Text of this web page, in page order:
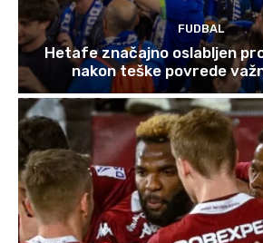
FUDBAL
Hetafe značajno oslabljen
nakon teške povrede